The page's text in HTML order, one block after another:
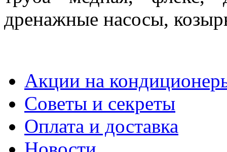
дренажные насосы,
Акции на
Советы и секреты
Оплата и доставка